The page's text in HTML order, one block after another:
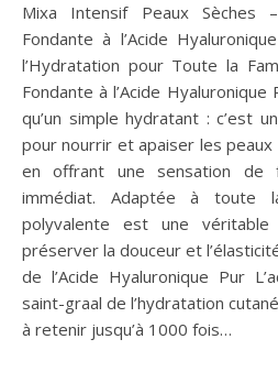
Mixa Intensif Peaux Sèches – La Crème Fraîche et
Fondante à l’Acide
l’Hydratation pour Toute la
Fondante à l’Acide
qu’un simple hydratant : c’est
pour nourrir et apaiser les
en offrant une sensation de
immédiat. Adaptée à toute
polyvalente est une véritable
préserver la douceur et
de l’Acide Hyaluronique Pur
saint-graal de l’hydratation
à retenir jusqu’à 1000 fois…